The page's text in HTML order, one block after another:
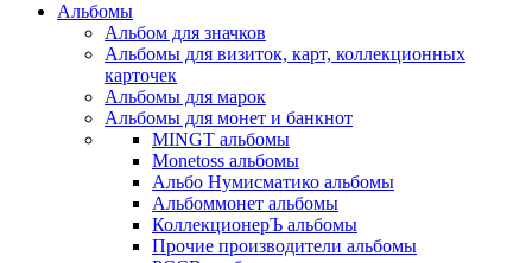
Альбомы
Альбом для значков
Альбомы для визиток, карт, коллекционных
карточек
Альбомы для марок
Альбомы для монет и банкнот
MINGT альбомы
Monetoss альбомы
Альбо Нумисматико альбомы
Альбоммонет альбомы
КоллекционерЪ альбомы
Прочие производители альбомы